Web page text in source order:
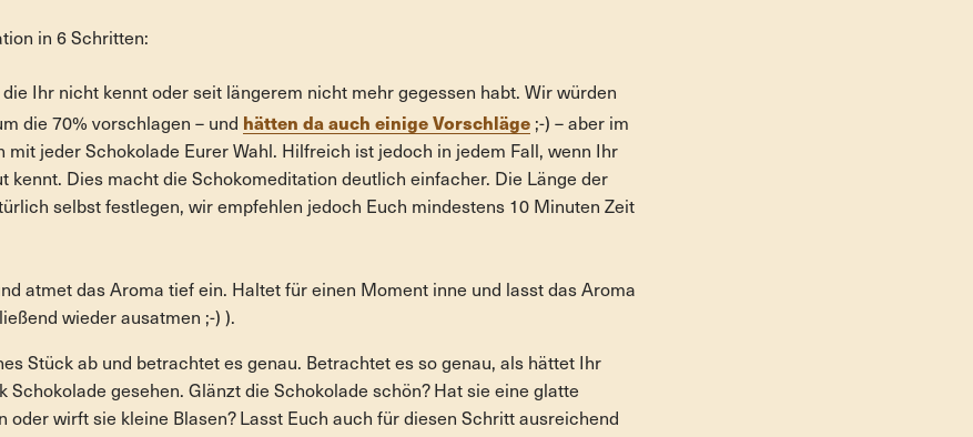
in 6 Schritten:
Ihr nicht kennt oder seit längerem nicht mehr gegessen habt. Wir würden
die 70% vorschlagen – und hätten da auch einige Vorschläge ;-) – aber im
mit jeder Schokolade Eurer Wahl. Hilfreich ist jedoch in jedem Fall, wenn Ihr
kennt. Dies macht die Schokomeditation deutlich einfacher. Die Länge der
selbst festlegen, wir empfehlen jedoch Euch mindestens 10 Minuten Zeit
atmet das Aroma tief ein. Haltet für einen Moment inne und lasst das Aroma
wieder ausatmen ;-) ).
Stück ab und betrachtet es genau. Betrachtet es so genau, als hättet Ihr
Schokolade gesehen. Glänzt die Schokolade schön? Hat sie eine glatte
oder wirft sie kleine Blasen? Lasst Euch auch für diesen Schritt ausreichend